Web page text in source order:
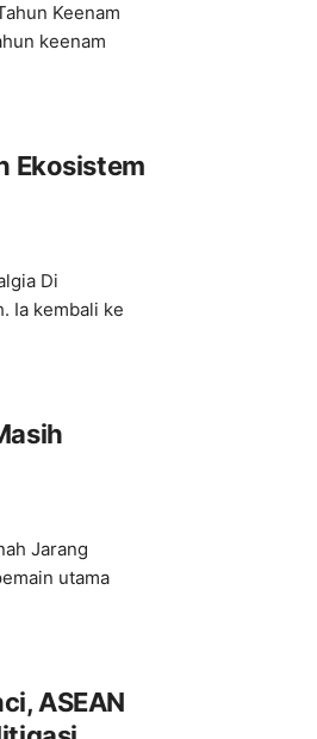
Keenam
keenam
Ekosistem
Di
Ia kembali ke
Jarang
utama
ASEAN